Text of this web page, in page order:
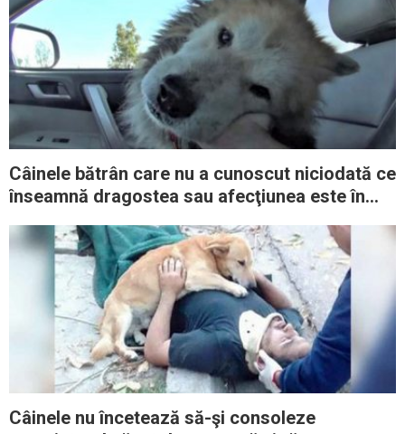
Câinele bătrân care nu a cunoscut niciodată ce
înseamnă dragostea sau afecţiunea este în
Câinele nu încetează să-şi consoleze